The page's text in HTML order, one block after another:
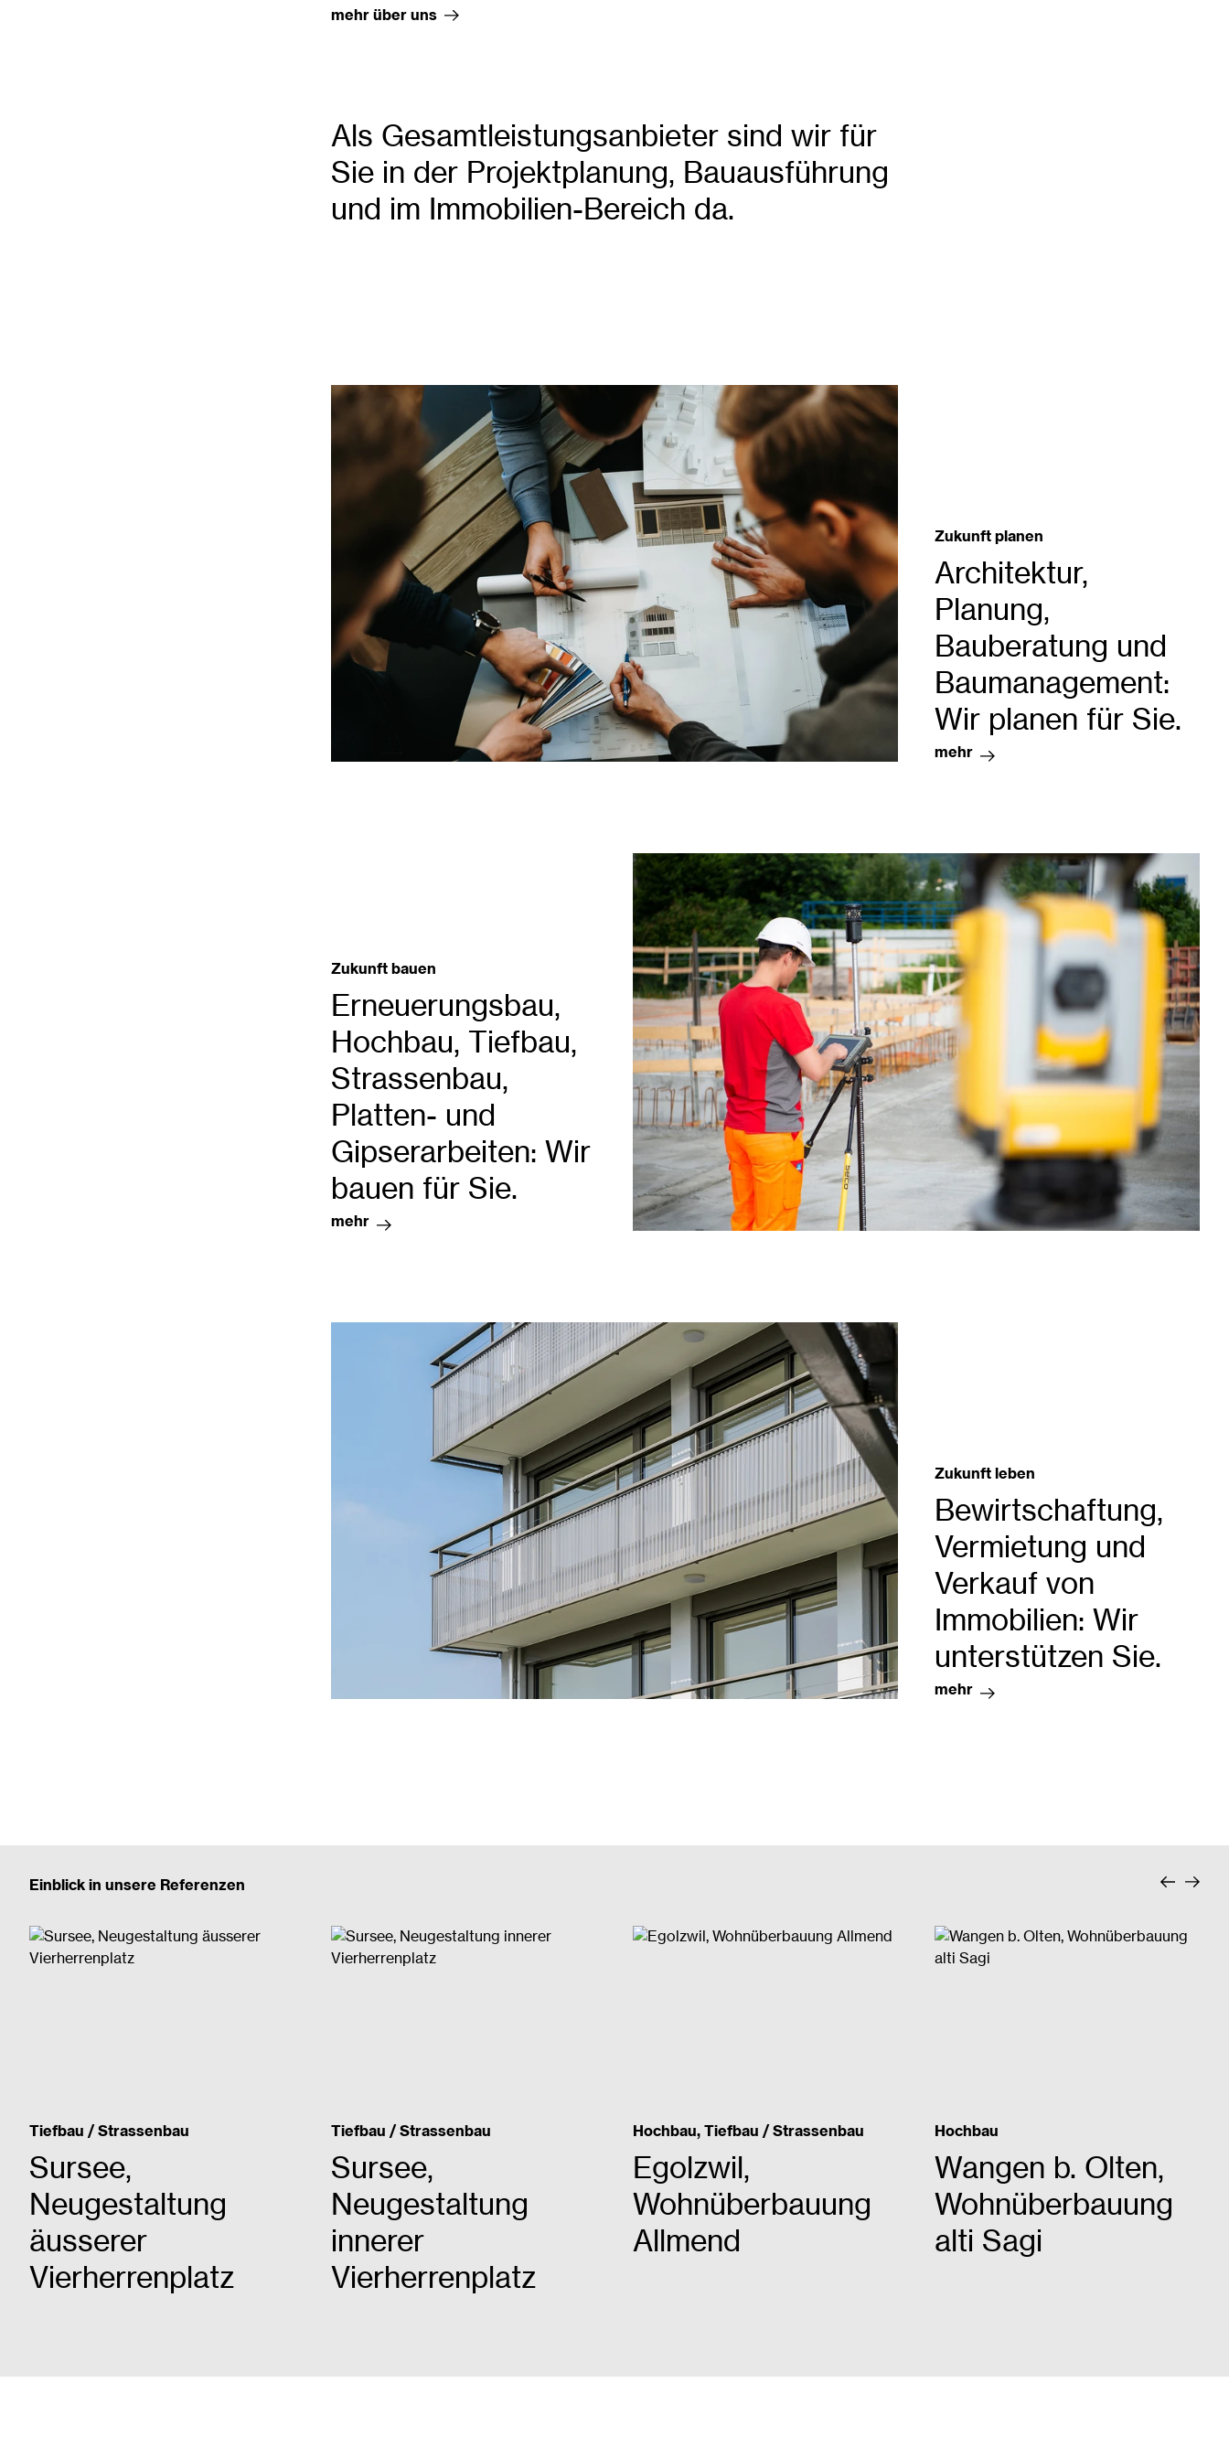
mehr über uns
Als Gesamtleistungsanbieter sind wir für
Sie in der Projektplanung, Bauausführung
und im Immobilien-Bereich da.
Zukunft planen
Architektur,
Planung,
Bauberatung und
Baumanagement:
Wir planen für Sie.
mehr
Zukunft bauen
Erneuerungsbau,
Hochbau, Tiefbau,
Strassenbau,
Platten- und
Gipserarbeiten: Wir
bauen für Sie.
mehr
Zukunft leben
Bewirtschaftung,
Vermietung und
Verkauf von
Immobilien: Wir
unterstützen Sie.
mehr
Einblick in unsere Referenzen
Tiefbau / Strassenbau
Sursee,
Neugestaltung
äusserer
Vierherrenplatz
Tiefbau / Strassenbau
Sursee,
Neugestaltung
innerer
Vierherrenplatz
Hochbau, Tiefbau / Strassenbau
Egolzwil,
Wohnüberbauung
Allmend
Hochbau
Wangen b. Olten,
Wohnüberbauung
alti Sagi